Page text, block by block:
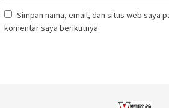
Simpan nama, email, dan situs web saya
komentar saya berikutnya.